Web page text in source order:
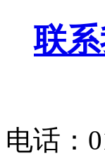
联
电话：